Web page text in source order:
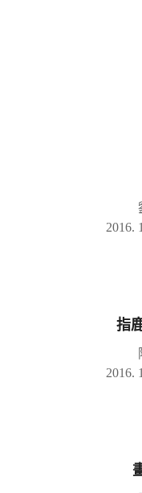
2016.
指
2016.